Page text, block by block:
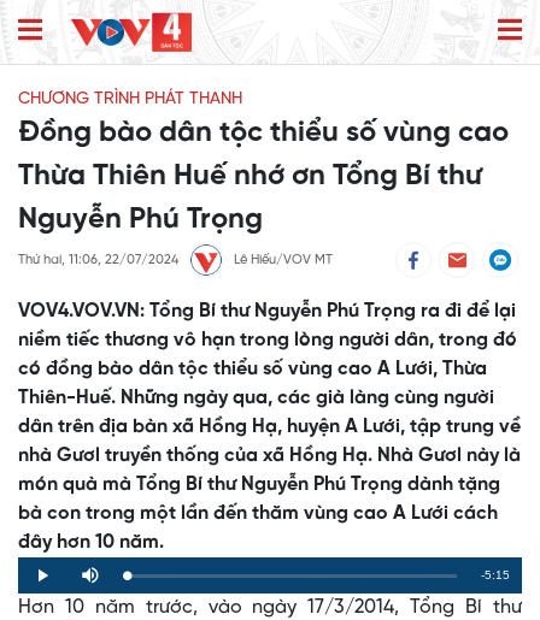
CHƯƠNG TRÌNH PHÁT THANH
Đồng bào dân tộc thiểu số vùng cao
Thừa Thiên Huế nhớ ơn Tổng Bí thư
Nguyễn Phú Trọng
Thứ hai, 11:06, 22/07/2024 Lê Hiếu/VOV MT
VOV4.VOV.VN: Tổng Bí thư Nguyễn Phú Trọng ra đi để lại
niềm tiếc thương vô hạn trong lòng người dân, trong đó
có đồng bào dân tộc thiểu số vùng cao A Lưới, Thừa
Thiên-Huế. Những ngày qua, các già làng cùng người
dân trên địa bàn xã Hồng Hạ, huyện A Lưới, tập trung về
nhà Gươl truyền thống của xã Hồng Hạ. Nhà Gươl này là
món quà mà Tổng Bí thư Nguyễn Phú Trọng dành tặng
bà con trong một lần đến thăm vùng cao A Lưới cách
đây hơn 10 năm.
Play Mute Loaded:
0%
Progress:
0%
Remaining
Time
-5:15
Hơn 10 năm trước, vào ngày 17/3/2014, Tổng Bí thư